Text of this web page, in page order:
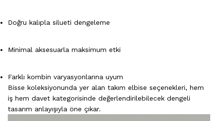
Doğru kalıpla silueti dengeleme
Minimal aksesuarla maksimum etki
Farklı kombin varyasyonlarına uyum
Bisse koleksiyonunda yer alan takım elbise seçenekleri, hem
iş hem davet kategorisinde değerlendirilebilecek dengeli
tasarım anlayışıyla öne çıkar.